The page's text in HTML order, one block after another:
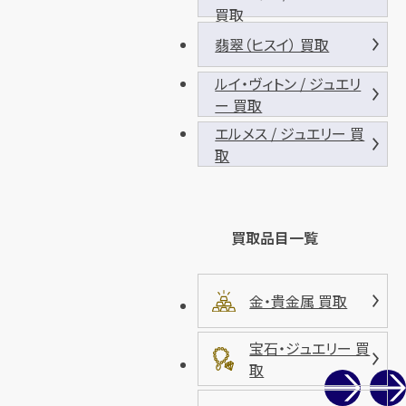
買取
翡翠（ヒスイ） 買取
ルイ・ヴィトン / ジュエリ
ー 買取
エルメス / ジュエリー 買
取
買取品目一覧
金・貴金属 買取
宝石・ジュエリー 買
取